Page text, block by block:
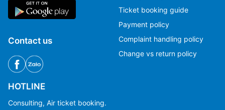
Contact us
Ticket booking guide
Payment policy
Complaint handling policy
Change vs return policy
HOTLINE
Consulting, Air ticket booking.